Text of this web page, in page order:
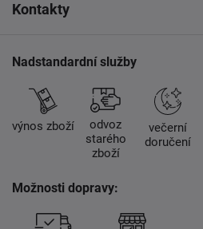
Kontakty
Nadstandardní služby
výnos zboží
odvoz
starého
zboží
večerní
doručení
Možnosti dopravy: